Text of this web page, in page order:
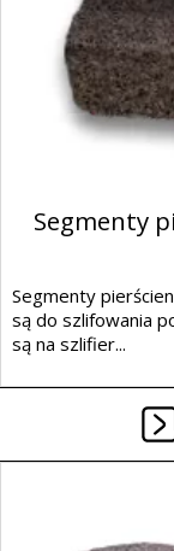
Segmenty
Segmenty
są do szlifowania
są na szlifier...